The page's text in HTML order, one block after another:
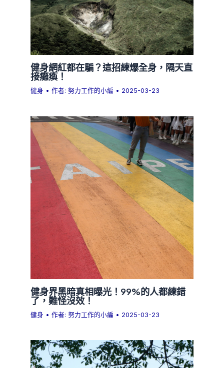
健身網紅都在騙？這招練爆全身，隔天直
接癱瘓！
健身 • 作者:努力工作的小編 • 2025-03-23
健身界黑暗真相曝光！99%的人都練錯
了，難怪沒效！
健身 • 作者:努力工作的小編 • 2025-03-23